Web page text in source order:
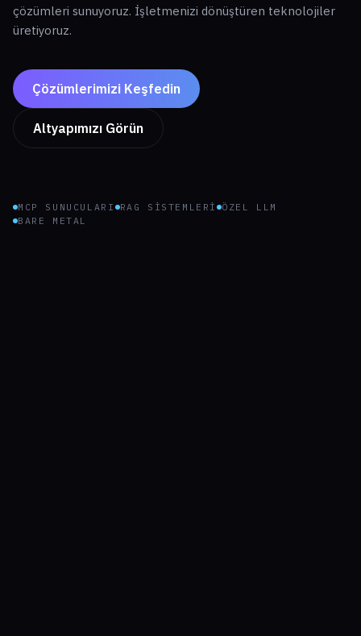
çözümleri sunuyoruz. İşletmenizi dönüştüren teknolojiler
üretiyoruz.
Çözümlerimizi Keşfedin
Altyapımızı Görün
MCP SUNUCULARI RAG SISTEMLERI ÖZEL LLM
BARE METAL